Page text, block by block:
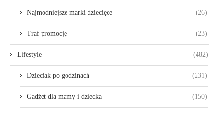
Najmodniejsze marki dziecięce (26)
Traf promocję (23)
Lifestyle (482)
Dzieciak po godzinach (231)
Gadżet dla mamy i dziecka (150)